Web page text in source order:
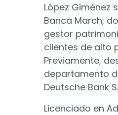
López Giménez
Banca March,
gestor
clientes de alto
Previamente,
departamento
Deutsche Bank
Licenciado en